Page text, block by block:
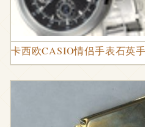
卡西欧CASIO情侣手表石英